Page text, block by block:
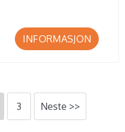
INFORMASJON
3 Neste >>